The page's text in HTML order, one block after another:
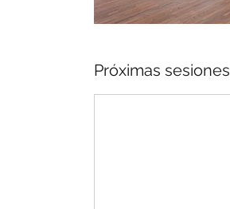
Próximas sesiones